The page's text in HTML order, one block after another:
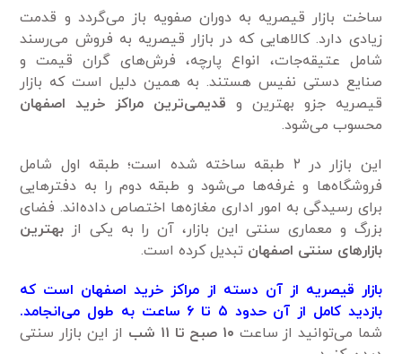
ساخت بازار قیصریه به دوران صفویه باز می‌گردد و قدمت
زیادی دارد. کالاهایی که در بازار قیصریه به فروش می‌رسند
شامل عتیقه‌جات، انواع پارچه، فرش‌های گران قیمت و
صنایع دستی نفیس هستند. به همین دلیل است که بازار
قیصریه جزو بهترین و قدیمی‌ترین مراکز خرید اصفهان
محسوب می‌شود.
این بازار در ۲ طبقه ساخته شده است؛ طبقه اول شامل
فروشگاه‌ها و غرفه‌ها می‌شود و طبقه دوم را به دفترهایی
برای رسیدگی به امور اداری مغازه‌ها اختصاص داده‌اند. فضای
بزرگ و معماری سنتی این بازار، آن را به یکی از بهترین
بازارهای سنتی اصفهان تبدیل کرده است.
بازار قیصریه از آن دسته از مراکز خرید اصفهان است که
بازدید کامل از آن حدود ۵ تا ۶ ساعت به طول می‌انجامد.
شما می‌توانید از ساعت ۱۰ صبح تا ۱۱ شب از این بازار سنتی